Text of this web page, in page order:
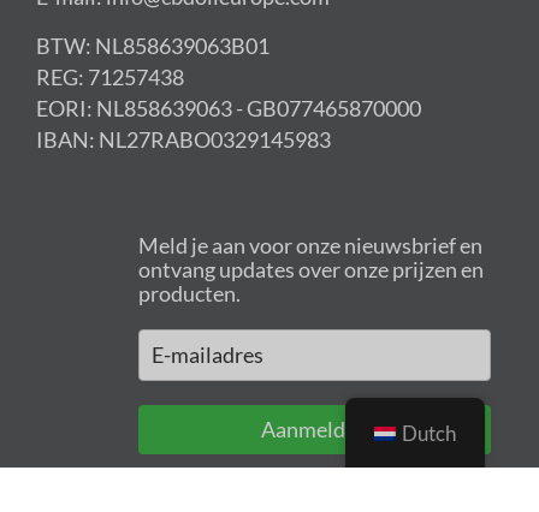
BTW: NL858639063B01
REG: 71257438
EORI: NL858639063 - GB077465870000
IBAN: NL27RABO0329145983
Meld je aan voor onze nieuwsbrief en
ontvang updates over onze prijzen en
producten.
Aanmelden Dutch